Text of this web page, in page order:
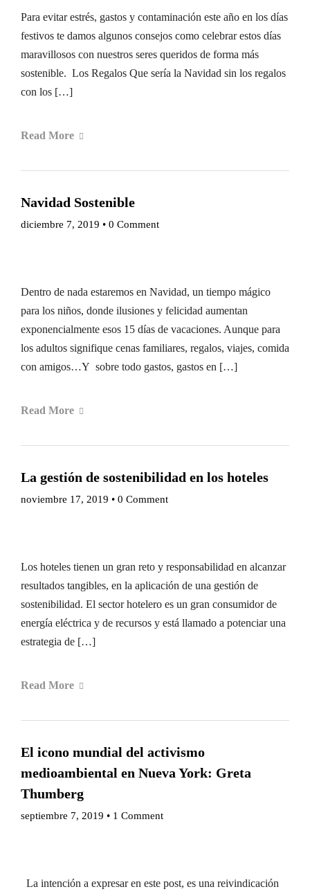
Para evitar estrés, gastos y contaminación este año en los días
festivos te damos algunos consejos como celebrar estos días
maravillosos con nuestros seres queridos de forma más
sostenible. Los Regalos Que sería la Navidad sin los regalos
con los […]
Read More
Navidad Sostenible
diciembre 7, 2019 • 0 Comment
Dentro de nada estaremos en Navidad, un tiempo mágico
para los niños, donde ilusiones y felicidad aumentan
exponencialmente esos 15 días de vacaciones. Aunque para
los adultos signifique cenas familiares, regalos, viajes, comida
con amigos…Y sobre todo gastos, gastos en […]
Read More
La gestión de sostenibilidad en los hoteles
noviembre 17, 2019 • 0 Comment
Los hoteles tienen un gran reto y responsabilidad en alcanzar
resultados tangibles, en la aplicación de una gestión de
sostenibilidad. El sector hotelero es un gran consumidor de
energía eléctrica y de recursos y está llamado a potenciar una
estrategia de […]
Read More
El icono mundial del activismo
medioambiental en Nueva York: Greta
Thumberg
septiembre 7, 2019 • 1 Comment
La intención a expresar en este post, es una reivindicación